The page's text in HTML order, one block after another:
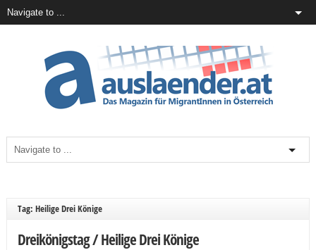
Tag: Heilige Drei Könige
Dreikönigstag / Heilige Drei Könige